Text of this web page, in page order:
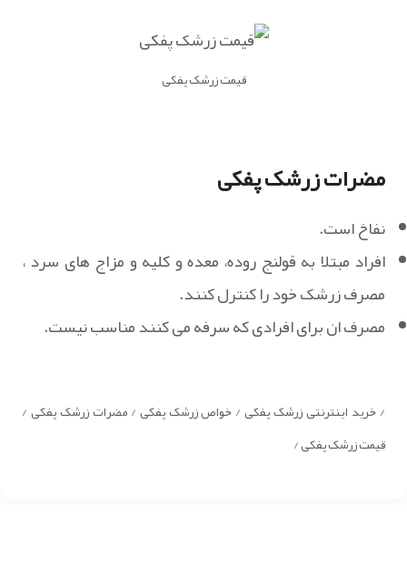
قیمت زرشک پفکی
مضرات زرشک پفکی
نفاخ است.
افراد مبتلا به قولنج روده، معده و کلیه و مزاج‌ های سرد ،
مصرف زرشک خود را کنترل کنند.
مصرف ان برای افرادی که سرفه می کنند مناسب نیست.
/ خرید اینترنتی زرشک پفکی / خواص زرشک پفکی / مضرات زرشک پفکی /
قیمت زرشک پفکی /